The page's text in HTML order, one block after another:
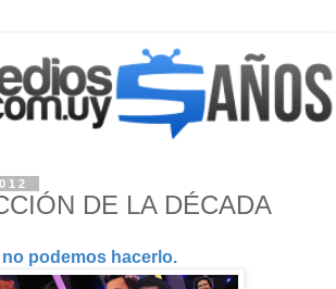
DE LA DÉCADA
podemos hacerlo.